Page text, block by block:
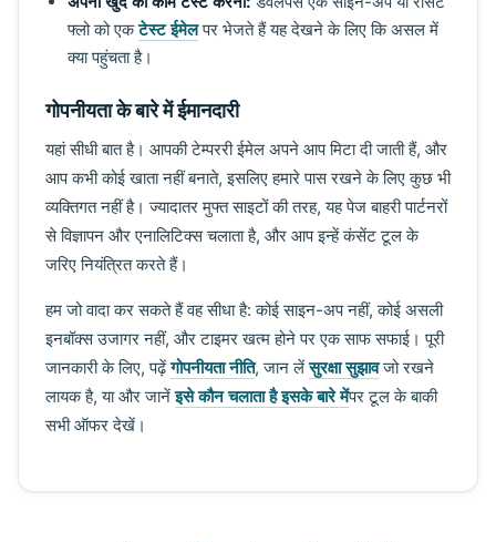
फ्लो को एकटेस्ट ईमेलपर भेजते हैं यह देखने के लिए कि असल में
क्या पहुंचता है।
गोपनीयता के बारे में ईमानदारी
यहां सीधी बात है। आपकी टेम्पररी ईमेल अपने आप मिटा दी जाती हैं, और
आप कभी कोई खाता नहीं बनाते, इसलिए हमारे पास रखने के लिए कुछ भी
व्यक्तिगत नहीं है। ज्यादातर मुफ्त साइटों की तरह, यह पेज बाहरी पार्टनरों
से विज्ञापन और एनालिटिक्स चलाता है, और आप इन्हें कंसेंट टूल के
जरिए नियंत्रित करते हैं।
हम जो वादा कर सकते हैं वह सीधा है: कोई साइन-अप नहीं, कोई असली
इनबॉक्स उजागर नहीं, और टाइमर खत्म होने पर एक साफ सफाई। पूरी
जानकारी के लिए, पढ़ेंगोपनीयता नीति, जान लेंसुरक्षा सुझावजो रखने
लायक है, या और जानेंइसे कौन चलाता है इसके बारे मेंपर टूल के बाकी
सभी ऑफर देखें।